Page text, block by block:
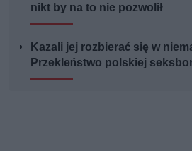
nikt by na to nie pozwolił
Kazali jej rozbierać się w
Przekleństwo polskiej